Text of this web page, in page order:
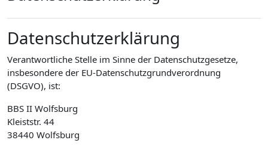
Datenschutzerklärung
Verantwortliche Stelle im Sinne der Datenschutzgesetze,
insbesondere der EU-Datenschutzgrundverordnung
(DSGVO), ist:
BBS II Wolfsburg
Kleiststr. 44
38440 Wolfsburg